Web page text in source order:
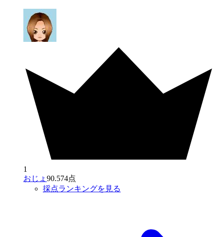
1
おじょ 90.574点
採点ランキングを見る